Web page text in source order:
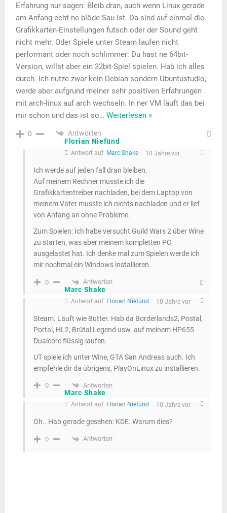
Erfahrung nur sagen: Bleib dran, auch wenn Linux gerade
am Anfang echt ne blöde Sau ist. Da sind auf einmal die
Grafikkarten-Einstellungen futsch oder der Sound geht
nicht mehr. Oder Spiele unter Steam laufen nicht
performant oder noch schlimmer: Du hast ne 64bit-
Version, willst aber ein 32bit-Spiel spielen. Hab ich alles
durch. Ich nutze zwar kein Debian sondern Ubuntustudio,
werde aber aufgrund meiner sehr positiven Erfahrungen
mit arch-linux auf arch wechseln. In ner VM läuft das bei
mir schon und das ist so… Weiterlesen »
0
Antworten
Florian Niefünd
Antwort auf Marc Shake 10 Jahre vor
Ich werde auf jeden fall dran bleiben.
Auf meinem Rechner musste ich die
Grafikkartentreiber nachladen, bei dem Laptop von
meinem Vater musste ich nichts nachladen und er lief
von Anfang an ohne Probleme.
Zum Spielen: Ich habe versucht Guild Wars 2 über Wine
zu starten, was aber meinem kompletten PC
ausgelastet hat. Ich denke mal zum Spielen werde ich
mir nochmal ein Windows installieren.
0 Antworten
Marc Shake
Antwort auf Florian Niefünd 10 Jahre vor
Steam. Läuft wie Butter. Hab da Borderlands2, Postal,
Portal, HL2, Brütal Legend usw. auf meinem HP655
Dualcore flüssig laufen.
UT spiele ich unter Wine, GTA San Andreas auch. Ich
empfehle dir da übrigens, PlayOnLinux zu installieren.
0 Antworten
Marc Shake
Antwort auf Florian Niefünd 10 Jahre vor
Oh.. Hab gerade gesehen: KDE. Warum dies?
0 Antworten